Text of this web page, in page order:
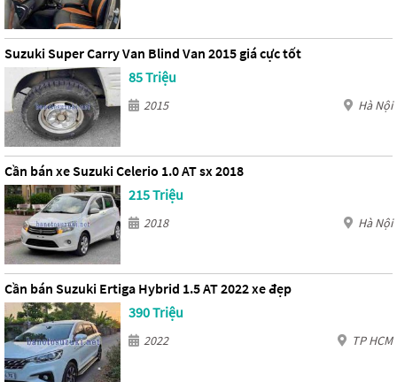
Suzuki Super Carry Van Blind Van 2015 giá cực tốt
85 Triệu
2015 Hà Nội
Cần bán xe Suzuki Celerio 1.0 AT sx 2018
215 Triệu
2018 Hà Nội
Cần bán Suzuki Ertiga Hybrid 1.5 AT 2022 xe đẹp
390 Triệu
2022 TP HCM